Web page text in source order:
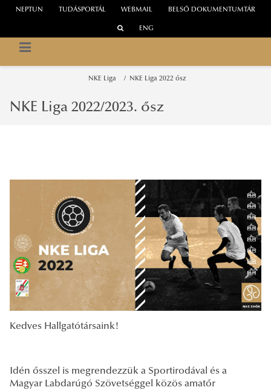
WEBMAIL
NEPTUN TUDÁSPORTÁL BELSŐ DOKUMENTUMTÁR
ENG
NKE Liga NKE Liga 2022 ősz
NKE Liga 2022/2023. ősz
Kedves Hallgatótársaink!
Idén ősszel is megrendezzük a Sportirodával és a
Magyar Labdarúgó Szövetséggel közös amatőr